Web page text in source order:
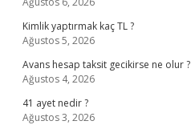
Kimlik yaptırmak kaç TL ?
Ağustos 5, 2026
Avans hesap taksit gecikirse ne olur ?
Ağustos 4, 2026
41 ayet nedir ?
Ağustos 3, 2026